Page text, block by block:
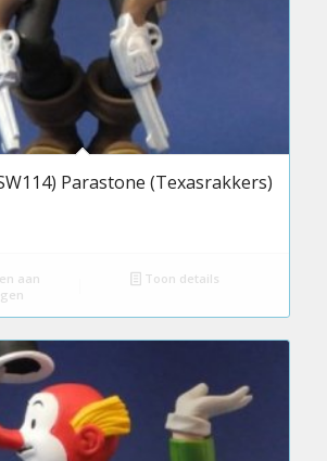
Parastone (Texasrakkers)
aan
Toon details